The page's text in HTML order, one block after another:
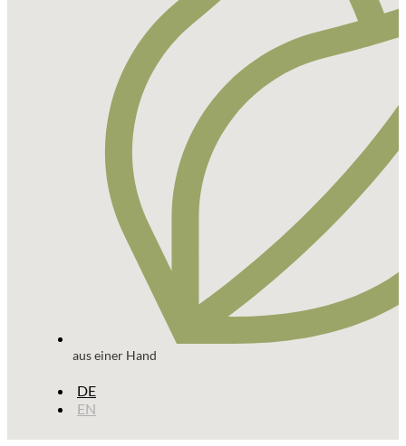
aus einer Hand
DE
EN